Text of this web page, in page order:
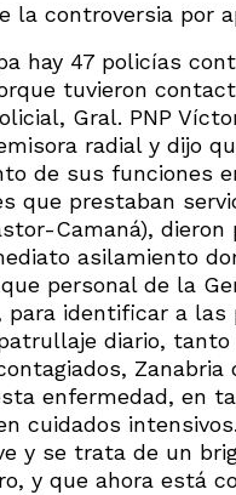
la controversia por
hay 47 policías
tuvieron
Gral. PNP
radial y dijo
de sus funciones
que prestaban
Camaná),
asilamiento
personal de la
para identificar a
diario, tanto
enfermedad, en
cuidados intensivos.
y se trata de un
y que ahora está